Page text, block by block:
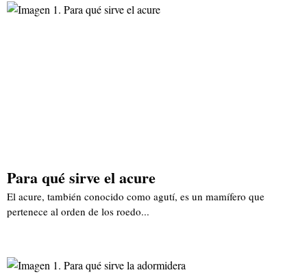
Para qué sirve el acure
El acure, también conocido como agutí, es un mamífero que
pertenece al orden de los roedo...